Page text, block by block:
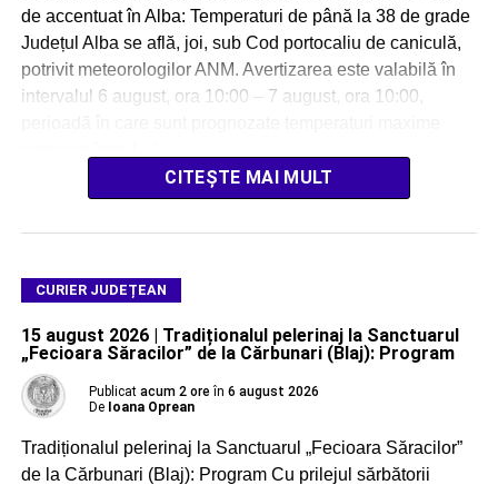
de accentuat în Alba: Temperaturi de până la 38 de grade
Județul Alba se află, joi, sub Cod portocaliu de caniculă,
potrivit meteorologilor ANM. Avertizarea este valabilă în
intervalul 6 august, ora 10:00 – 7 august, ora 10:00,
CITEȘTE MAI MULT
CURIER JUDEȚEAN
15 august 2026 | Tradiționalul pelerinaj la Sanctuarul
„Fecioara Săracilor” de la Cărbunari (Blaj): Program
Publicat acum 2 ore în 6 august 2026
De Ioana Oprean
Tradiționalul pelerinaj la Sanctuarul „Fecioara Săracilor”
de la Cărbunari (Blaj): Program Cu prilejul sărbătorii